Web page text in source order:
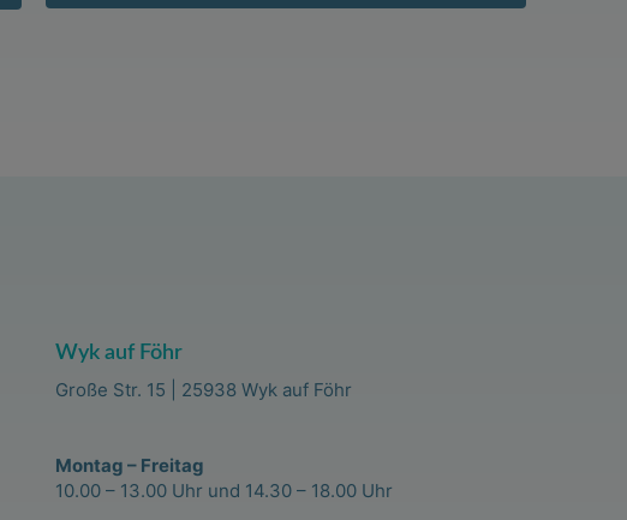
Wyk auf Föhr
Große Str. 15 | 25938 Wyk auf Föhr
Montag – Freitag
10.00 – 13.00 Uhr und 14.30 – 18.00 Uhr